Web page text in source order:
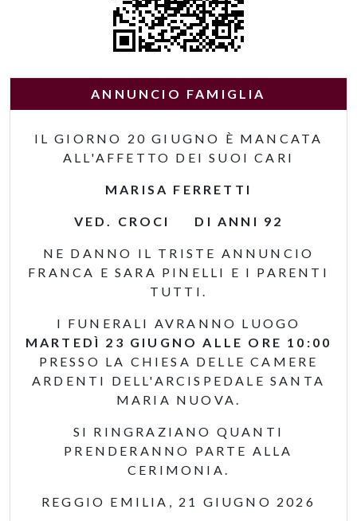
ANNUNCIO FAMIGLIA
IL GIORNO 20 GIUGNO È MANCATA
ALL'AFFETTO DEI SUOI CARI
MARISA FERRETTI
VED. CROCI DI ANNI 92
NE DANNO IL TRISTE ANNUNCIO
FRANCA E SARA PINELLI E I PARENTI
TUTTI.
I FUNERALI AVRANNO LUOGO
MARTEDÌ 23 GIUGNO ALLE ORE 10:00
PRESSO LA CHIESA DELLE CAMERE
ARDENTI DELL'ARCISPEDALE SANTA
MARIA NUOVA.
SI RINGRAZIANO QUANTI
PRENDERANNO PARTE ALLA
CERIMONIA.
REGGIO EMILIA, 21 GIUGNO 2026